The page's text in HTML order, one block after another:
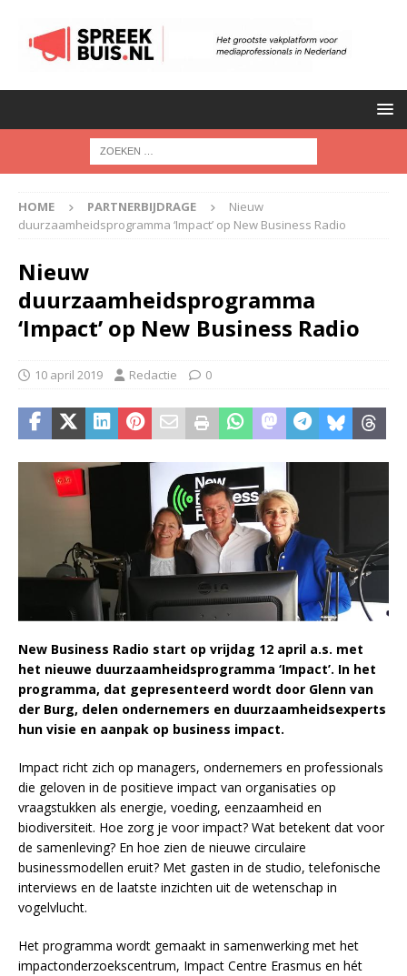
HOME PARTNERBIJDRAGE
Nieuw
duurzaamheidsprogramma ‘Impact’ op New Business Radio
Nieuw
duurzaamheidsprogramma
‘Impact’ op New Business Radio
10 april 2019 Redactie 0
New Business Radio start op vrijdag 12 april a.s. met
het nieuwe duurzaamheidsprogramma ‘Impact’. In het
programma, dat gepresenteerd wordt door Glenn van
der Burg, delen ondernemers en duurzaamheidsexperts
hun visie en aanpak op business impact.
Impact richt zich op managers, ondernemers en professionals
die geloven in de positieve impact van organisaties op
vraagstukken als energie, voeding, eenzaamheid en
biodiversiteit. Hoe zorg je voor impact? Wat betekent dat voor
de samenleving? En hoe zien de nieuwe circulaire
businessmodellen eruit? Met gasten in de studio, telefonische
interviews en de laatste inzichten uit de wetenschap in
vogelvlucht.
Het programma wordt gemaakt in samenwerking met het
impactonderzoekscentrum, Impact Centre Erasmus en hét